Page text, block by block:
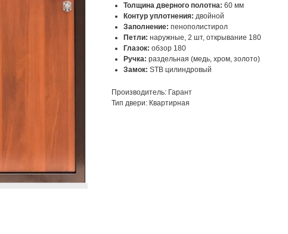
Толщина дверного полотна: 60 мм
Контур уплотнения: двойной
Заполнение: пенополистирол
Петли: наружные, 2 шт, открывание 180
Глазок: обзор 180
Ручка: раздельная (медь, хром, золото)
Замок: STB цилиндровый
Производитель: Гарант
Тип двери: Квартирная